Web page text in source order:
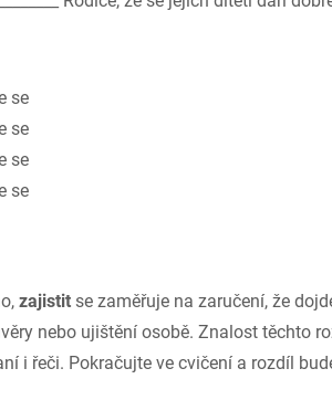
se
se
se
se
zajistit se zaměřuje na zaručení, že
nebo ujištění osobě. Znalost těchto
i řeči. Pokračujte ve cvičení a rozdíl